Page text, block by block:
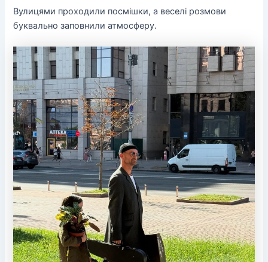
Вулицями проходили посмішки, а веселі розмови
буквально заповнили атмосферу.